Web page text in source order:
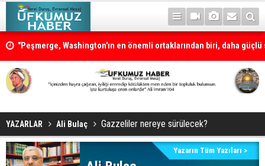
"Peşmerge, Washington'ın en önemli ortaklarından biri, daha
desteklenmeli"
YAZARLAR Ali Bulaç Gazzeliler nereye sürülecek?
Yazarın Tüm Yazıları >